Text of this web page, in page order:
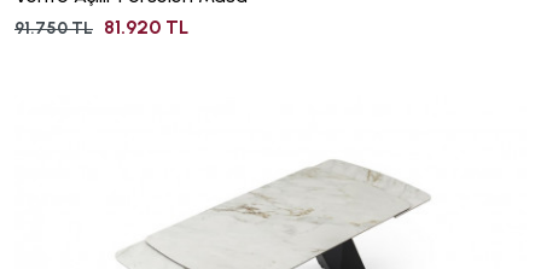
91.750 TL 81.920 TL